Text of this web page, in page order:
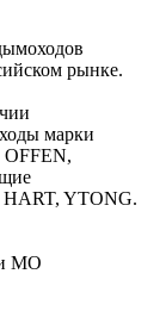
рынке.
марки
OFFEN,
HART, YTONG.
и МО